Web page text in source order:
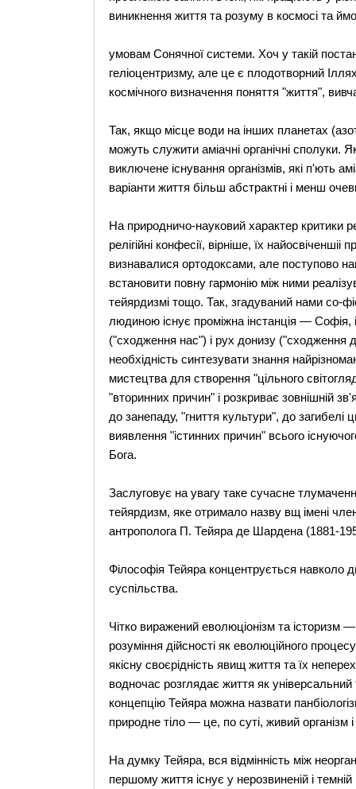
виникнення життя та розуму в космосі та
умовам Сонячної системи. Хоч у такій
геліоцентризму, але це є плодотворний
космічного визначення поняття "життя",
Так, якщо місце води на інших планетах
можуть служити аміачні органічні
виключене існування організмів, які п'ють
варіанти життя більш абстрактні і менш
На природничо-науковий характер критики
релігійні конфесії, вірніше, їх
визнавалися ортодоксами, але поступово
встановити повну гармонію між ними
тейярдизмі тощо. Так, згадуваний нами со-
людиною існує проміжна інстанція — Софія,
("сходження нас") і рух донизу ("сходження
необхідність синтезувати знання
мистецтва для створення "цільного
"вторинних причин" і розкриває зовнішній
до занепаду, "гниття культури", до загибелі
виявлення "істинних причин" всього
Бога.
Заслуговує на увагу таке сучасне
тейярдизм, яке отримало назву вщ імені
антрополога П. Тейяра де Шардена (1881-
Філософія Тейяра концентрується навколо
суспільства.
Чітко виражений еволюціонізм та історизм
розуміння дійсності як еволюційного
якісну своєрідність явищ життя та їх
водночас розглядає життя як
концепцію Тейяра можна назвати
природне тіло — це, по суті, живий організм
На думку Тейяра, вся відмінність між
першому життя існує у нерозвиненій і